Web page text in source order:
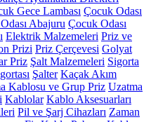
Gece Lambası Çocuk Odası
Abajuru Çocuk Odası
Elektrik Malzemeleri Priz ve
Prizi Priz Çerçevesi Golyat
Priz Şalt Malzemeleri Sigorta
Şalter Kaçak Akım
Kablosu ve Grup Priz Uzatma
Kablolar Kablo Aksesuarları
Pil ve Şarj Cihazları Zaman